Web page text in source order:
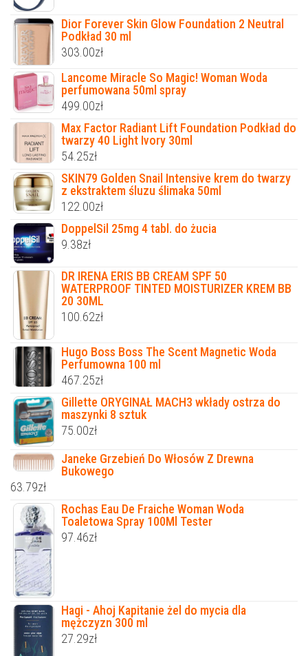
Dior Forever Skin Glow Foundation 2 Neutral
Podkład 30 ml
303.00zł
Lancome Miracle So Magic! Woman Woda
perfumowana 50ml spray
499.00zł
Max Factor Radiant Lift Foundation Podkład do
twarzy 40 Light Ivory 30ml
54.25zł
SKIN79 Golden Snail Intensive krem do twarzy
z ekstraktem śluzu ślimaka 50ml
122.00zł
DoppelSil 25mg 4 tabl. do żucia
9.38zł
DR IRENA ERIS BB CREAM SPF 50
WATERPROOF TINTED MOISTURIZER KREM BB
20 30ML
100.62zł
Hugo Boss Boss The Scent Magnetic Woda
Perfumowna 100 ml
467.25zł
Gillette ORYGINAŁ MACH3 wkłady ostrza do
maszynki 8 sztuk
75.00zł
Janeke Grzebień Do Włosów Z Drewna
Bukowego
63.79zł
Rochas Eau De Fraiche Woman Woda
Toaletowa Spray 100Ml Tester
97.46zł
Hagi - Ahoj Kapitanie żel do mycia dla
mężczyzn 300 ml
27.29zł